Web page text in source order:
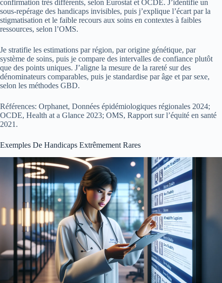
confirmation très différents, selon Eurostat et OCDE. J’identifie un
sous‑repérage des handicaps invisibles, puis j’explique l’écart par la
stigmatisation et le faible recours aux soins en contextes à faibles
ressources, selon l’OMS.
Je stratifie les estimations par région, par origine génétique, par
système de soins, puis je compare des intervalles de confiance plutôt
que des points uniques. J’aligne la mesure de la rareté sur des
dénominateurs comparables, puis je standardise par âge et par sexe,
selon les méthodes GBD.
Références: Orphanet, Données épidémiologiques régionales 2024;
OCDE, Health at a Glance 2023; OMS, Rapport sur l’équité en santé
2021.
Exemples De Handicaps Extrêmement Rares